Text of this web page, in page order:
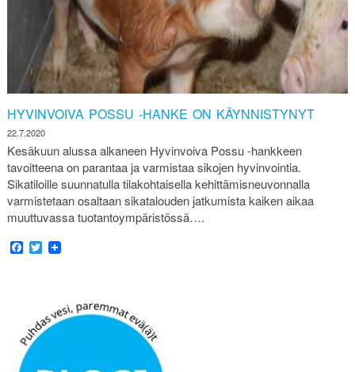
HYVINVOIVA POSSU -HANKE ON KÄYNNISTYNYT
22.7.2020
Kesäkuun alussa alkaneen Hyvinvoiva Possu -hankkeen
tavoitteena on parantaa ja varmistaa sikojen hyvinvointia.
Sikatiloille suunnatulla tilakohtaisella kehittämisneuvonnalla
varmistetaan osaltaan sikatalouden jatkumista kaiken aikaa
muuttuvassa tuotantoympäristössä….
Facebook
Twitter